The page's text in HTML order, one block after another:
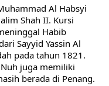
Al Habsyi
Shah II. Kursi
Habib
Sayyid Yassin Al
pada tahun 1821.
juga memiliki
berada di Penang.